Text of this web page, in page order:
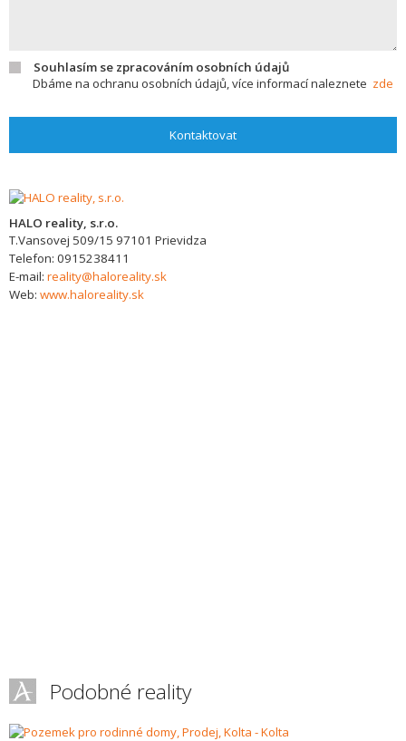
Souhlasím se zpracováním osobních údajů
Dbáme na ochranu osobních údajů, více informací naleznete zde
Kontaktovat
HALO reality, s.r.o.
T.Vansovej 509/15 97101 Prievidza
Telefon: 0915238411
E-mail: reality@haloreality.sk
Web: www.haloreality.sk
Podobné reality